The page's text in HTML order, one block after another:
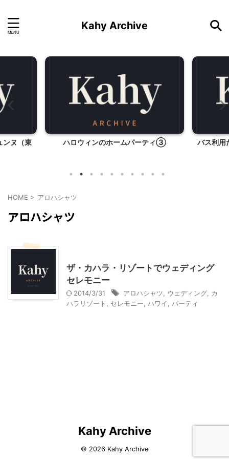
Kahy Archive
ヌ（東 ハロウィンのホームパーティ③ バス利用
HOME > アロハシャツ
アロハシャツ
ザ・カハラ・リゾートでウェディング
セレモニー
2014/3/31 アロハシャツ ウェディング
カ
ハラリゾート
セレモニー ハワイ パーティ
Kahy Archive
© 2026 Kahy Archive